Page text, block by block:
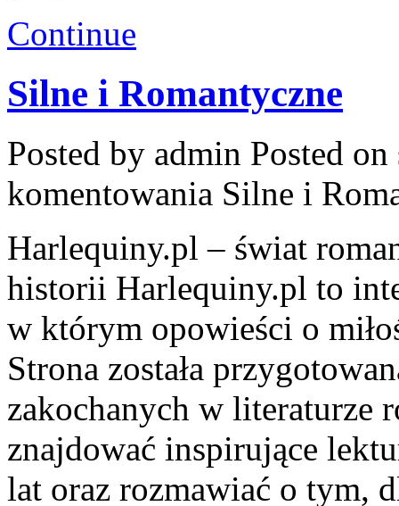
Continue
Silne i Romantyczne
Posted by admin Posted
komentowania Silne i
Harlequiny.pl – świat
historii Harlequiny.pl to
w którym opowieści o
Strona została
zakochanych w literaturze
znajdować inspirujące
lat oraz rozmawiać o tym,